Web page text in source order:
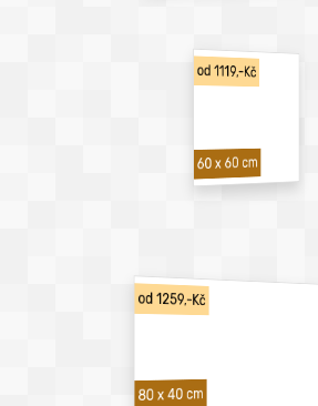
od 1119,-Kč
60 x 60 cm
od 1259,-Kč
80 x 40 cm